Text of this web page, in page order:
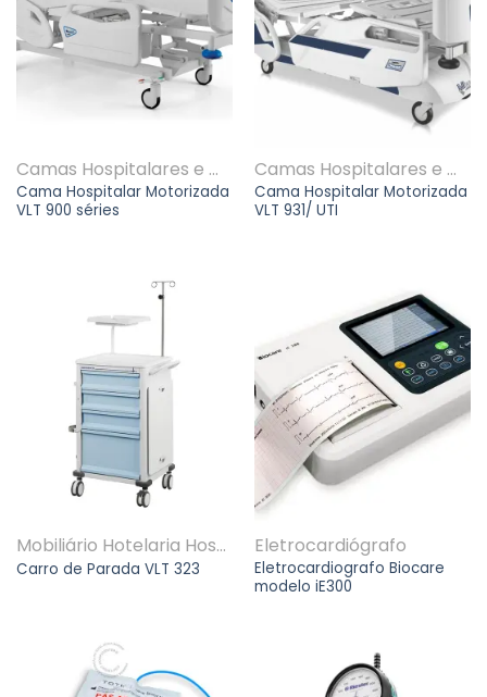
Camas Hospitalares e Macas
Cama Hospitalar Motorizada
VLT 900 séries
Camas Hospitalares e Macas
Cama Hospitalar Motorizada
VLT 931/ UTI
Mobiliário Hotelaria Hospitalar
Carro de Parada VLT 323
Eletrocardiógrafo
Eletrocardiografo Biocare
modelo iE300